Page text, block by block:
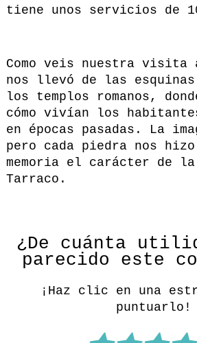
tiene unos servicios de
Como veis nuestra visita
nos llevó de las esquinas
los templos romanos,
cómo vivían los
en épocas pasadas. La
pero cada piedra nos
memoria el carácter de
Tarraco.
¿De cuánta
parecido este
¡Haz clic en una
puntuarlo!